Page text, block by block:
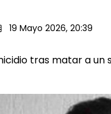
19 Mayo 2026, 20:39
tras matar a